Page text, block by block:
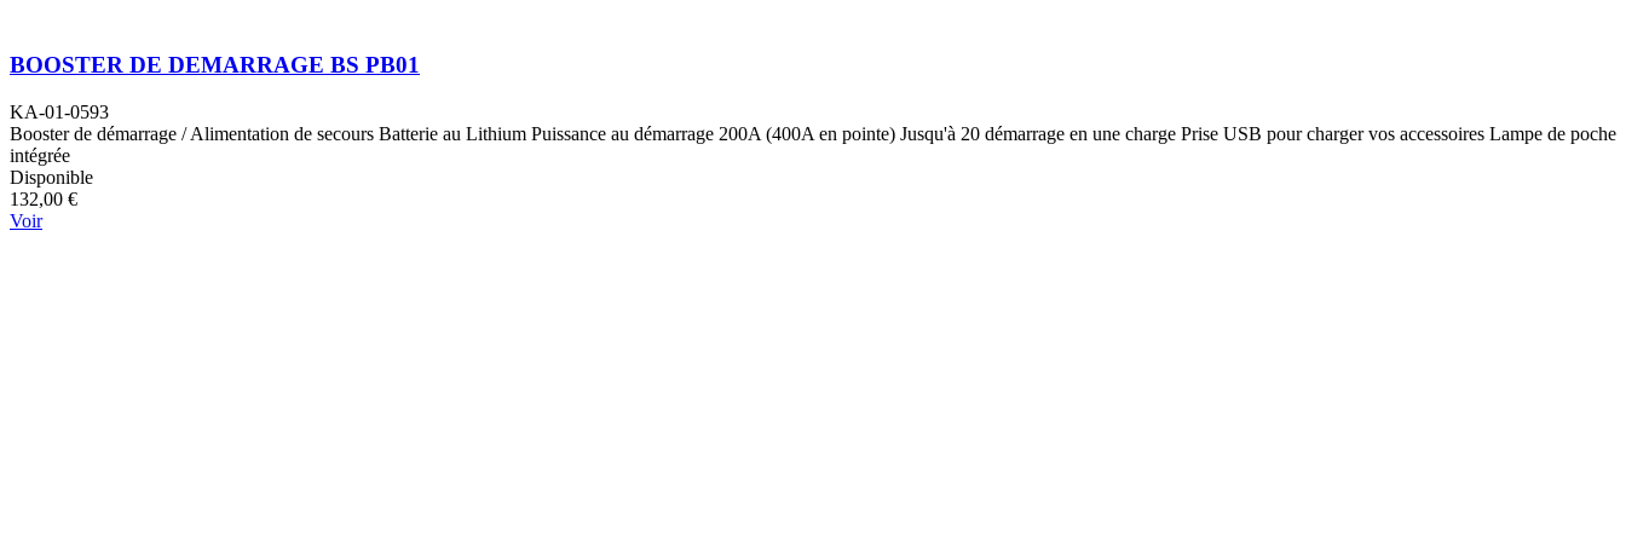
BOOSTER DE DEMARRAGE BS PB01
KA-01-0593
Booster de démarrage / Alimentation de secours Batterie au Lithium Puissance au démarrage 200A (400A en pointe) Jusqu'à 20 démarrage en une charge Prise USB pour charger vos accessoires Lampe de poche
intégrée
Disponible
132,00 €
Voir